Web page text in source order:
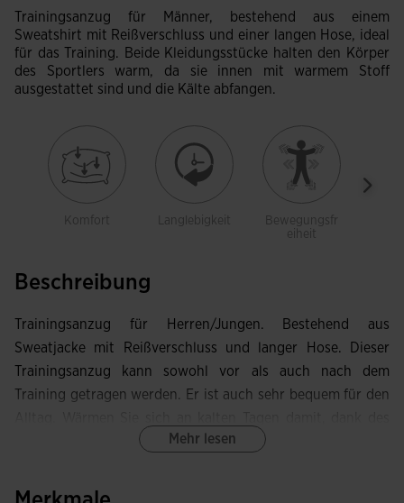
Trainingsanzug für Männer, bestehend aus einem
Sweatshirt mit Reißverschluss und einer langen Hose, ideal
für das Training. Beide Kleidungsstücke halten den Körper
des Sportlers warm, da sie innen mit warmem Stoff
ausgestattet sind und die Kälte abfangen.
Komfort Langlebigkeit
Bewegungsfr
eiheit
Beschreibung
Trainingsanzug für Herren/Jungen. Bestehend aus
Sweatjacke mit Reißverschluss und langer Hose. Dieser
Trainingsanzug kann sowohl vor als auch nach dem
Training getragen werden. Er ist auch sehr bequem für den
wärmenden Innenstoffs, während Sie sich frei bewegen.
Mehr lesen